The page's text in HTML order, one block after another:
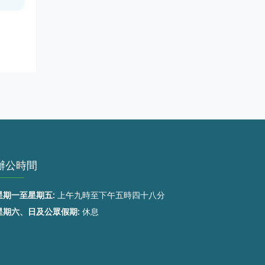
公時間
期一至星期五: 上午九時至下午五時四十八分
期六、日及公眾假期: 休息